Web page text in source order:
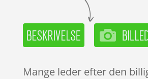
Mange leder efter den